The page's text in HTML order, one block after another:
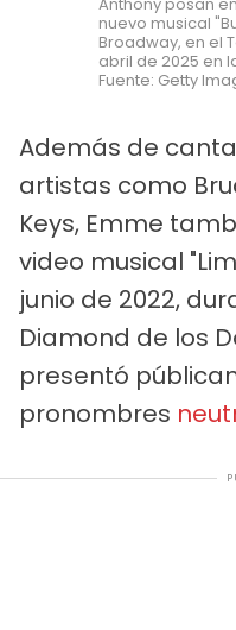
Anthony posan
nuevo musical
Broadway, en el
abril de 2025 en
Fuente: Getty
Además de
artistas como
Keys, Emme
video musical
junio de 2022,
Diamond de los
presentó
pronombres